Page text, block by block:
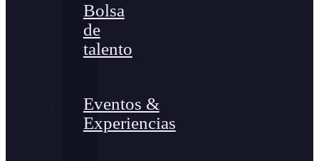
Bolsa
de
talento
Eventos &
Experiencias